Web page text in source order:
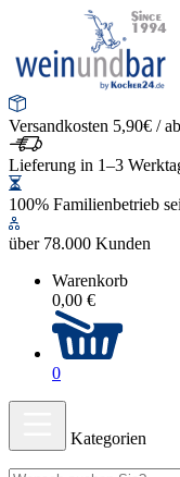
Versandkosten 5,90€ /
Lieferung in 1–3
100% Familienbetrieb
über 78.000 Kunden
Warenkorb
0,00 €
0
Kategorien